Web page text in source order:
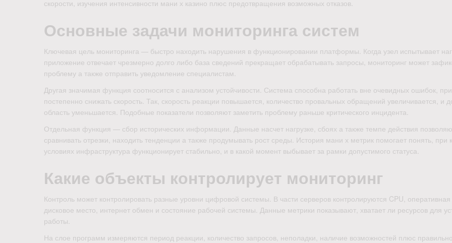
скорости, изучения интенсивности мани х казино плюс предотвращения возможных отказов.
Основные задачи мониторинга систем
Ключевая цель мониторинга — быстро находить нарушения в функционировании платформы. Когда узел испытывает
приложение отвечает чрезмерно долго либо база сведений прекращает обрабатывать запросы, мониторинг может
проблему а также отправить уведомление специалистам.
Другая значимая функция соотносится с анализом устойчивости. Система способна работать вне очевидных ошибок,
постепенно снижать скорость. Так, скорость реакции повышается, количество провальных обращений увеличивается, и
область уменьшается. Подобные показатели позволяют заметить проблему раньше критического инцидента.
Отдельная функция — сбор исторических информации. Данные насчет нагрузке, сбоях а также темпе действия
сравнивать отрезки, находить тенденции а также продумывать рост среды. История мани х метрик помогает понять, при
условиях инфраструктура функционирует стабильно, и в какой момент выбывает за рамки допустимого статуса.
Какие объекты контролирует мониторинг
Контроль может контролировать разные уровни цифровой системы. В части серверов контролируются CPU, оперативная
дисковое место, интернет обмен и состояние рабочей системы. Данные метрики показывают, хватает ли ресурсов для
работы.
На слое программ измеряются период реакции, количество запросов, неполадки, наличие возможностей плюс